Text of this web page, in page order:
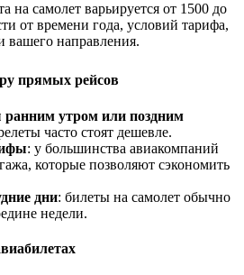
на самолет варьируется от 1500 до
от времени года, условий тарифа,
вашего направления.
прямых рейсов
утром или поздним
часто стоят дешевле.
: у большинства авиакомпаний
которые позволяют сэкономить
дни: билеты на самолет обычно
недели.